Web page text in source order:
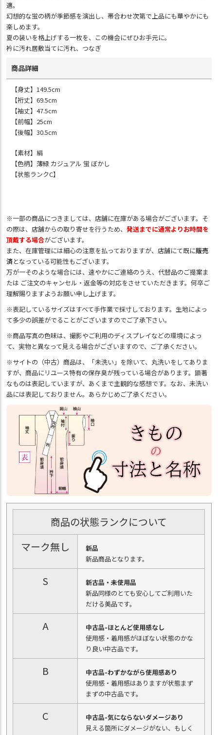
適。
幻想的な蛍の柄が季節感を演出し、帯合わせ次第で上品にも華やかにも
楽しめます。
夏の装いを格上げする一枚を、この機会にぜひお手元に。
衿に汚れ居敷当てに汚れ、つなぎ
商品詳細
【身丈】149.5cm
【裄丈】69.5cm
【袖丈】47.5cm
【前幅】25cm
【後幅】30.5cm
【素材】絹
【色柄】薄緑 カジュアル 蛍 ぼかし
【状態ランクC】
※一部の商品につきましては、店舗に在庫がある場合がございます。そ
の際は、店舗からの取り寄せを行うため、発送までに通常よりお時間を
頂戴する場合がございます。
また、在庫管理には細心の注意を払っておりますが、店舗にて既に販売
済となっている可能性もございます。
万が一そのような場合には、速やかにご連絡のうえ、代替品のご提案ま
たは ご注文のキャンセル・返金等の対応をさせていただきます。何卒ご
理解賜りますようお願い申し上げます。
※表記しているサイズはすべて手作業で採寸しております。生地によっ
て多少の誤差がでることがございますのでご了承下さい。
※商品写真の色味は、撮影やご利用のディスプレイなどの環境によっ
て、実物と異なって見える場合がございますので、ご了承ください。
※サイトの（中古）商品は、「未洗い」を除いて、丸洗いをしてありま
すが、商品にリユース特有の保存臭が残っている場合があります。顕著
なものは表記していますが、あくまで主観的な感想です。なお、未洗い
品には表記しておりません。あらかじめご了承ください。
商品の状態ランクについて
マーク無し
新品
新品商品となります。
S
新古品・未使用品
新品同様のとても安心してご利用いた
だける美品です。
A
中古品-ほとんど使用感なし
使用感・着用感がほぼない状態のかな
り良い中古品です。
B
中古品-わずかながら使用感あり
使用感・着用感はありますが状態まず
まずの中古品です。
C
中古品-気にならないダメージあり
見える箇所にダメージがない、もしく